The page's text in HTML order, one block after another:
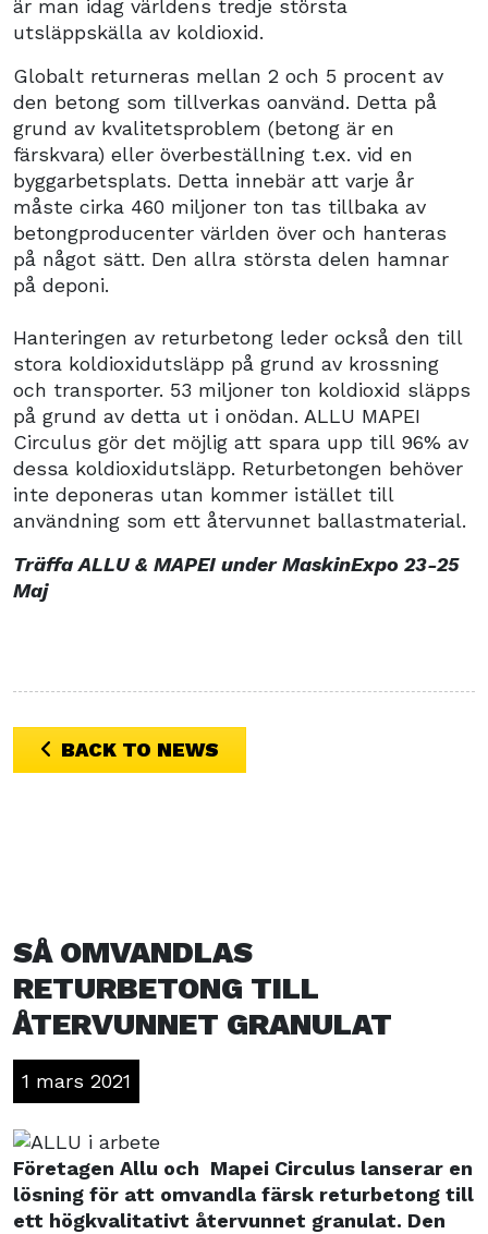
är man idag världens tredje största
utsläppskälla av koldioxid.
Globalt returneras mellan 2 och 5 procent av
den betong som tillverkas oanvänd. Detta på
grund av kvalitetsproblem (betong är en
färskvara) eller överbeställning t.ex. vid en
byggarbetsplats. Detta innebär att varje år
måste cirka 460 miljoner ton tas tillbaka av
betongproducenter världen över och hanteras
på något sätt. Den allra största delen hamnar
på deponi.
Hanteringen av returbetong leder också den till
stora koldioxidutsläpp på grund av krossning
och transporter. 53 miljoner ton koldioxid släpps
på grund av detta ut i onödan. ALLU MAPEI
Circulus gör det möjlig att spara upp till 96% av
dessa koldioxidutsläpp. Returbetongen behöver
inte deponeras utan kommer istället till
användning som ett återvunnet ballastmaterial.
Träffa ALLU & MAPEI under MaskinExpo 23-25
Maj
BACK TO NEWS
SÅ OMVANDLAS
RETURBETONG TILL
ÅTERVUNNET GRANULAT
1 mars 2021
Företagen Allu och Mapei Circulus lanserar en
lösning för att omvandla färsk returbetong till
ett högkvalitativt återvunnet granulat. Den